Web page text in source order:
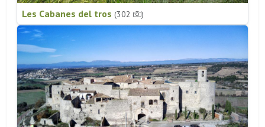
Les Cabanes del tros (302 )